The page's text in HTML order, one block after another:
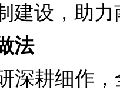
建设，助
法
耕细作，